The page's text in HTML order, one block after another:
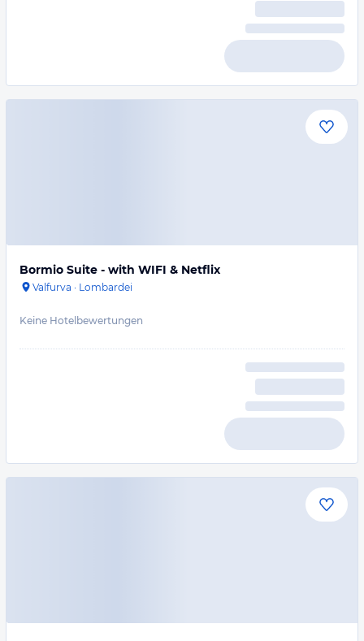
Bormio Suite - with WIFI & Netflix
Valfurva · Lombardei
Keine Hotelbewertungen